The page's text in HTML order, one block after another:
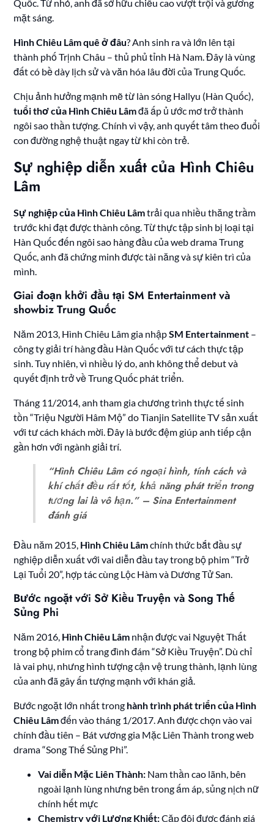
Quốc. Từ nhỏ, anh đã sở hữu chiều cao vượt trội và gương
mặt sáng.
Hình Chiêu Lâm quê ở đâu? Anh sinh ra và lớn lên tại
thành phố Trịnh Châu – thủ phủ tỉnh Hà Nam. Đây là vùng
đất có bề dày lịch sử và văn hóa lâu đời của Trung Quốc.
Chịu ảnh hưởng mạnh mẽ từ làn sóng Hallyu (Hàn Quốc),
tuổi thơ của Hình Chiêu Lâmđã ấp ủ ước mơ trở thành
ngôi sao thần tượng. Chính vì vậy, anh quyết tâm theo đuổi
con đường nghệ thuật ngay từ khi còn trẻ.
Sự nghiệp diễn xuất của Hình Chiêu
Lâm
Sự nghiệp của Hình Chiêu Lâmtrải qua nhiều thăng trầm
trước khi đạt được thành công. Từ thực tập sinh bị loại tại
Hàn Quốc đến ngôi sao hàng đầu của web drama Trung
Quốc, anh đã chứng minh được tài năng và sự kiên trì của
mình.
Giai đoạn khởi đầu tại SM Entertainment và
showbiz Trung Quốc
Năm 2013, Hình Chiêu Lâm gia nhậpSM Entertainment –
công ty giải trí hàng đầu Hàn Quốc với tư cách thực tập
sinh. Tuy nhiên, vì nhiều lý do, anh không thể debut và
quyết định trở về Trung Quốc phát triển.
Tháng 11/2014, anh tham gia chương trình thực tế sinh
tồn “Triệu Người Hâm Mộ” do Tianjin Satellite TV sản xuất
với tư cách khách mời. Đây là bước đệm giúp anh tiếp cận
gần hơn với ngành giải trí.
“Hình Chiêu Lâm có ngoại hình, tính cách và
khí chất đều rất tốt, khả năng phát triển trong
tương lai là vô hạn.” – Sina Entertainment
đánh giá
Đầu năm 2015, Hình Chiêu Lâmchính thức bắt đầu sự
nghiệp diễn xuất với vai diễn đầu tay trong bộ phim “Trở
Lại Tuổi 20”, hợp tác cùng Lộc Hàm và Dương Tử San.
Bước ngoặt với Sở Kiều Truyện và Song Thế
Sủng Phi
Năm 2016, Hình Chiêu Lâm nhận được vai Nguyệt Thất
trong bộ phim cổ trang đình đám “Sở Kiều Truyện”. Dù chỉ
là vai phụ, nhưng hình tượng cận vệ trung thành, lạnh lùng
của anh đã gây ấn tượng mạnh với khán giả.
Bước ngoặt lớn nhất trong hành trình phát triển của Hình
Chiêu Lâmđến vào tháng 1/2017. Anh được chọn vào vai
chính đầu tiên – Bát vương gia Mặc Liên Thành trong web
drama “Song Thế Sủng Phi”.
Vai diễn Mặc Liên Thành: Nam thần cao lãnh, bên
ngoài lạnh lùng nhưng bên trong ấm áp, sủng nịch nữ
chính hết mực
Chemistry với Lương Khiết:Cặp đôi được đánh giá